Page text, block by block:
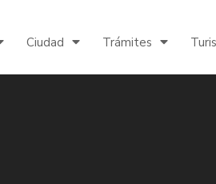
Ciudad Trámites